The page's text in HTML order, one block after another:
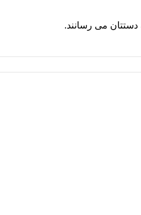
دستتان می‌ رسانند.